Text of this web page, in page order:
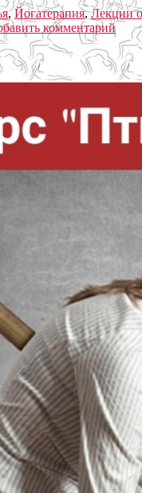
,Йогатерапия,Лекции
комментарий